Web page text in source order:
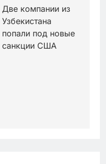
Две компании из
Узбекистана
попали под новые
санкции США